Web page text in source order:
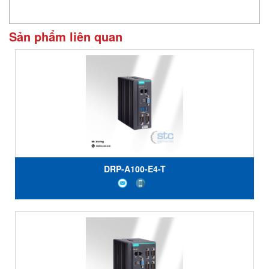
Sản phẩm liên quan
DRP-A100-E4-T